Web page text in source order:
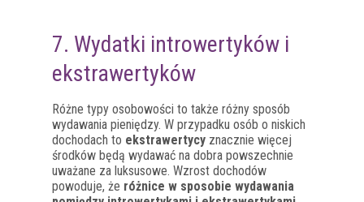
7. Wydatki introwertyków i
ekstrawertyków
Różne typy osobowości to także różny sposób
wydawania pieniędzy. W przypadku osób o niskich
dochodach to ekstrawertycy znacznie więcej
środków będą wydawać na dobra powszechnie
uważane za luksusowe. Wzrost dochodów
powoduje, że różnice w sposobie wydawania